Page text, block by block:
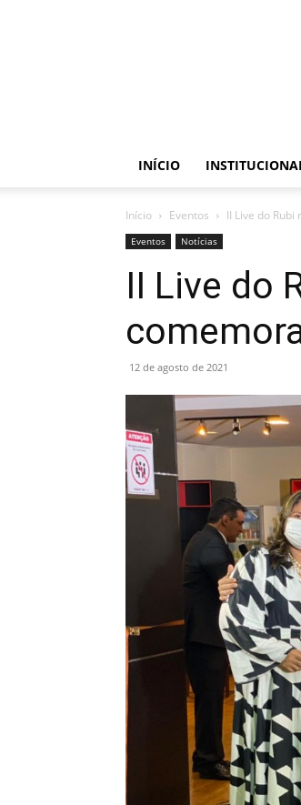
INÍCIO
Início Eventos II Live do Rubi
Eventos Notícias
II Live do
12 de agosto de 2021